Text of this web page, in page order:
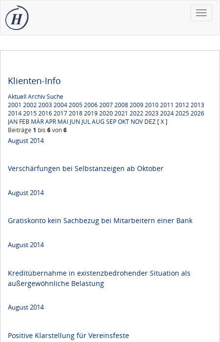
Toggle
Klienten-Info
Aktuell ArchivSuche
2001 2002200320042005200620072008200920102011 20122013
20142015201620172018201920202021 20222023202420252026
JAN FEB MÄRAPR MAI JUN JULAUG SEPOKT NOV DEZ [ X ]
Beiträge 1 bis 6von6
August 2014
Verschärfungen bei Selbstanzeigen ab Oktober
August 2014
Gratiskonto kein Sachbezug bei Mitarbeitern einer Bank
August 2014
Kreditübernahme in existenzbedrohender Situation als
außergewöhnliche Belastung
August 2014
Positive Klarstellung für Vereinsfeste